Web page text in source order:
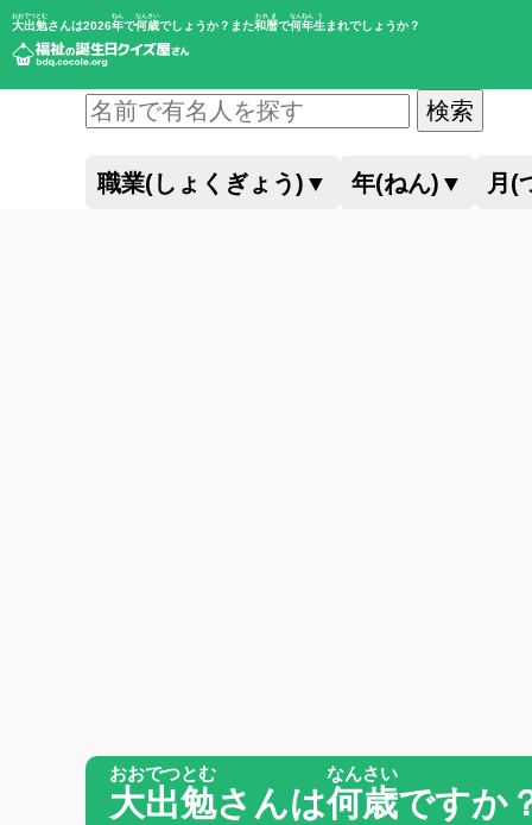
大出勉
おおでつとむ
さんは2026年
ねん
で何歳
なんさい
でしょうか？また和暦
われき
で何年
なんねん
生
う
まれでしょうか？
検索
職業(しょくぎょう) ▼ 年(ねん) ▼ 月(
大出勉
おおでつとむ
さんは何歳
なんさい
ですか